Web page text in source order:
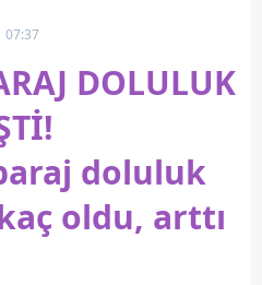
07:37
DOLULUK
doluluk
oldu, arttı